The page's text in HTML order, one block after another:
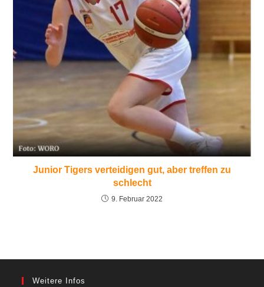
Junior Tigers verteidigen gut, aber treffen zu
schlecht
9. Februar 2022
Weitere Infos